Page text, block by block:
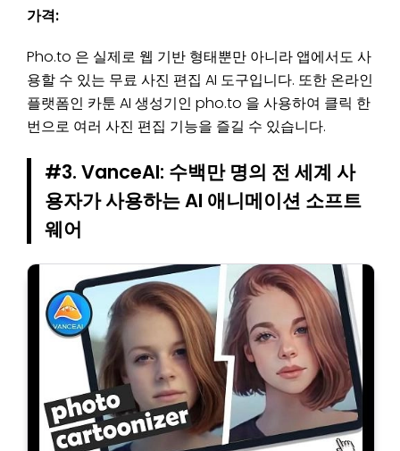
가격:
Pho.to 은 실제로 웹 기반 형태뿐만 아니라 앱에서도 사
용할 수 있는 무료 사진 편집 AI 도구입니다. 또한 온라인
플랫폼인 카툰 AI 생성기인 pho.to 을 사용하여 클릭 한
번으로 여러 사진 편집 기능을 즐길 수 있습니다.
#3. VanceAI: 수백만 명의 전 세계 사
용자가 사용하는 AI 애니메이션 소프트
웨어